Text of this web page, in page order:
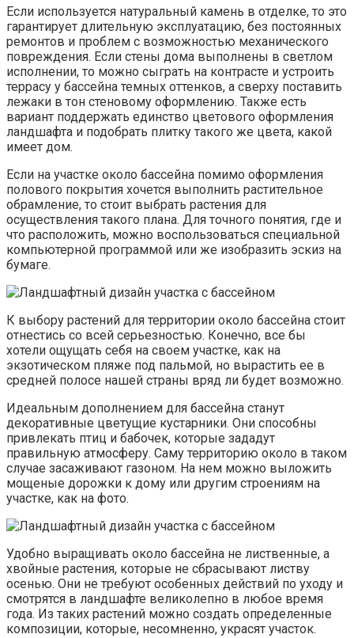
Если используется натуральный камень в отделке, то это
гарантирует длительную эксплуатацию, без постоянных
ремонтов и проблем с возможностью механического
повреждения. Если стены дома выполнены в светлом
исполнении, то можно сыграть на контрасте и устроить
террасу у бассейна темных оттенков, а сверху поставить
лежаки в тон стеновому оформлению. Также есть
вариант поддержать единство цветового оформления
ландшафта и подобрать плитку такого же цвета, какой
имеет дом.
Если на участке около бассейна помимо оформления
полового покрытия хочется выполнить растительное
обрамление, то стоит выбрать растения для
осуществления такого плана. Для точного понятия, где и
что расположить, можно воспользоваться специальной
компьютерной программой или же изобразить эскиз на
бумаге.
К выбору растений для территории около бассейна стоит
отнестись со всей серьезностью. Конечно, все бы
хотели ощущать себя на своем участке, как на
экзотическом пляже под пальмой, но вырастить ее в
средней полосе нашей страны вряд ли будет возможно.
Идеальным дополнением для бассейна станут
декоративные цветущие кустарники. Они способны
привлекать птиц и бабочек, которые зададут
правильную атмосферу. Саму территорию около в таком
случае засаживают газоном. На нем можно выложить
мощеные дорожки к дому или другим строениям на
участке, как на фото.
Удобно выращивать около бассейна не лиственные, а
хвойные растения, которые не сбрасывают листву
осенью. Они не требуют особенных действий по уходу и
смотрятся в ландшафте великолепно в любое время
года. Из таких растений можно создать определенные
композиции, которые, несомненно, украсят участок.